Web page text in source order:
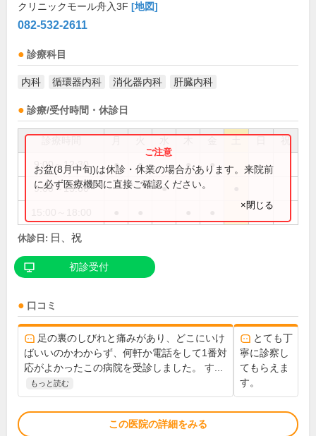
クリニックモール舟入3F [地図]
082-532-2611
診療科目
内科 循環器内科 消化器内科 肝臓内科
診療/受付時間・休診日
祝
9:00～12:30 ● ● ● ●
9:00～13:00 ●
お盆(8月中旬)は休診・休業の場合があります。来院前
に必ず医療機関に直接ご確認ください。
×閉じる
休診日: 日、祝
初診受付
口コミ
足の裏のしびれと痛みがあり、どこにいけ
ばいいのかわからず、何軒か電話をして1番対
応がよかったこの病院を受診しました。 す...
もっと読む
とても丁
寧に診察し
てもらえま
す。
この医院の詳細をみる